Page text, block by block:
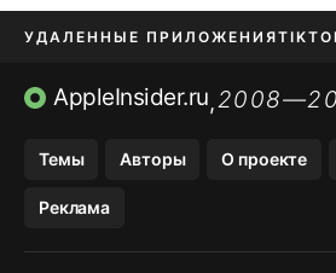
УДАЛЕННЫЕ ПРИЛОЖЕНИЯ
ПРИЛОЖЕНИЯ БЕЗ APP STORE
AppleInsider.ru,
Темы Авторы О проекте
Реклама